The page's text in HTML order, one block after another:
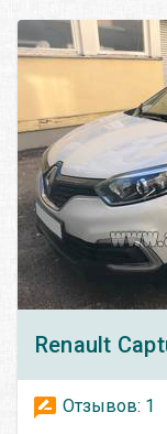
Renault
Отзывов: 1